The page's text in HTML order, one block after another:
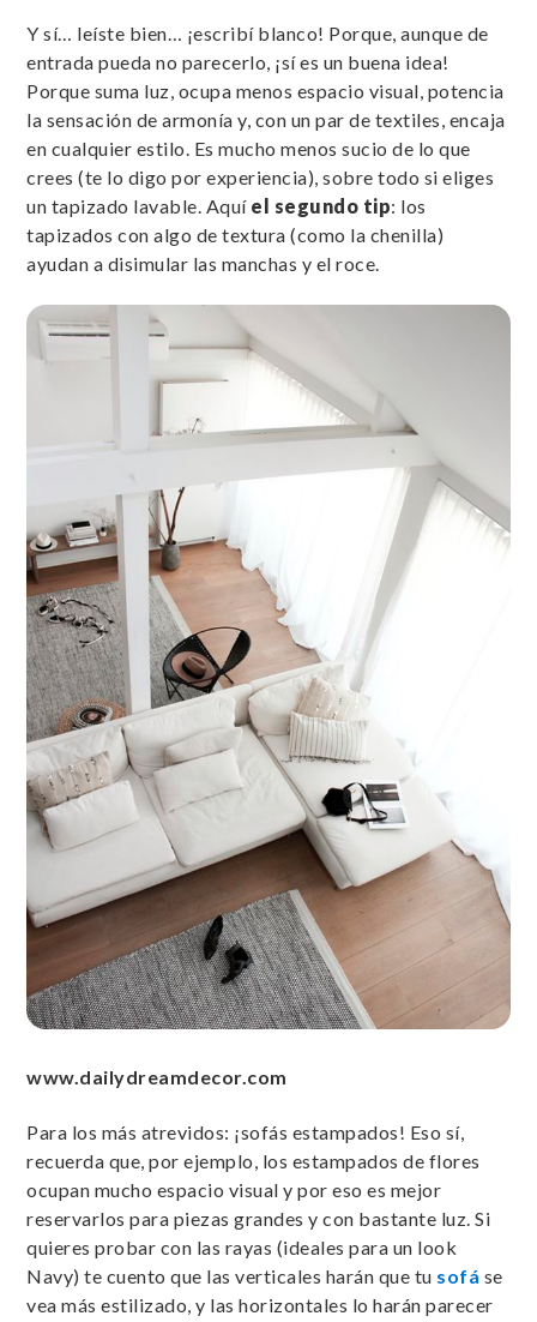
Y sí… leíste bien… ¡escribí blanco! Porque, aunque de
entrada pueda no parecerlo, ¡sí es un buena idea!
Porque suma luz, ocupa menos espacio visual, potencia
la sensación de armonía y, con un par de textiles, encaja
en cualquier estilo. Es mucho menos sucio de lo que
crees (te lo digo por experiencia), sobre todo si eliges
un tapizado lavable. Aquí el segundo tip: los
tapizados con algo de textura (como la chenilla)
ayudan a disimular las manchas y el roce.
www.dailydreamdecor.com
Para los más atrevidos: ¡sofás estampados! Eso sí,
recuerda que, por ejemplo, los estampados de flores
ocupan mucho espacio visual y por eso es mejor
reservarlos para piezas grandes y con bastante luz. Si
quieres probar con las rayas (ideales para un look
Navy) te cuento que las verticales harán que tu sofá se
vea más estilizado, y las horizontales lo harán parecer